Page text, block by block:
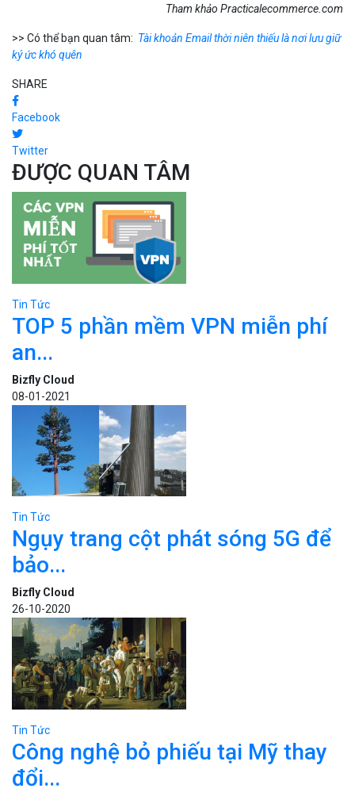
Tham khảo Practicalecommerce.com
>> Có thể bạn quan tâm: Tài khoản Email thời niên thiếu là nơi lưu giữ
ký ức khó quên
SHARE
Facebook
Twitter
ĐƯỢC QUAN TÂM
Tin Tức
TOP 5 phần mềm VPN miễn phí
an...
Bizfly Cloud
08-01-2021
Tin Tức
Ngụy trang cột phát sóng 5G để
bảo...
Bizfly Cloud
26-10-2020
Tin Tức
Công nghệ bỏ phiếu tại Mỹ thay
đổi...